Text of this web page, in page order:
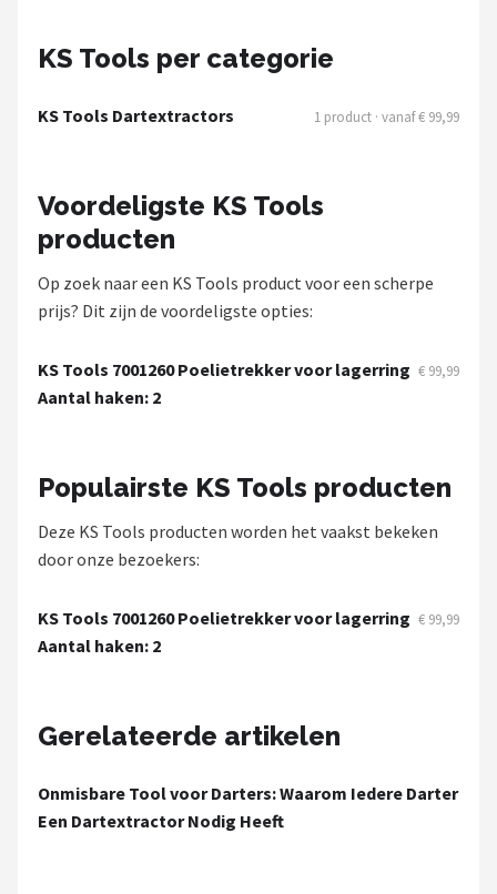
Mission
Harrows
Unicorn
KS Tools per categorie
KS Tools Dartextractors 1 product · vanaf € 99,99
Voordeligste KS Tools
producten
Op zoek naar een KS Tools product voor een scherpe
prijs? Dit zijn de voordeligste opties:
KS Tools 7001260 Poelietrekker voor lagerring
Aantal haken: 2
€ 99,99
Populairste KS Tools producten
Deze KS Tools producten worden het vaakst bekeken
door onze bezoekers:
KS Tools 7001260 Poelietrekker voor lagerring
Aantal haken: 2
€ 99,99
Gerelateerde artikelen
Onmisbare Tool voor Darters: Waarom Iedere Darter
Een Dartextractor Nodig Heeft